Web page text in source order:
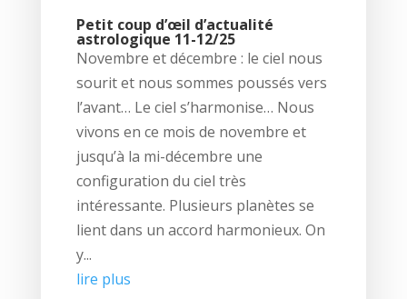
Petit coup d’œil d’actualité
astrologique 11-12/25
Novembre et décembre : le ciel nous
sourit et nous sommes poussés vers
l’avant… Le ciel s’harmonise… Nous
vivons en ce mois de novembre et
jusqu’à la mi-décembre une
configuration du ciel très
intéressante. Plusieurs planètes se
lient dans un accord harmonieux. On
y...
lire plus